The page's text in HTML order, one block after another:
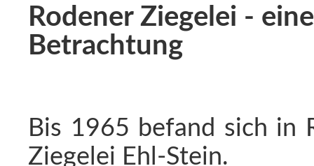
Rodener Ziegelei -
Betrachtung
Bis 1965 befand sich in
Ziegelei Ehl-Stein.